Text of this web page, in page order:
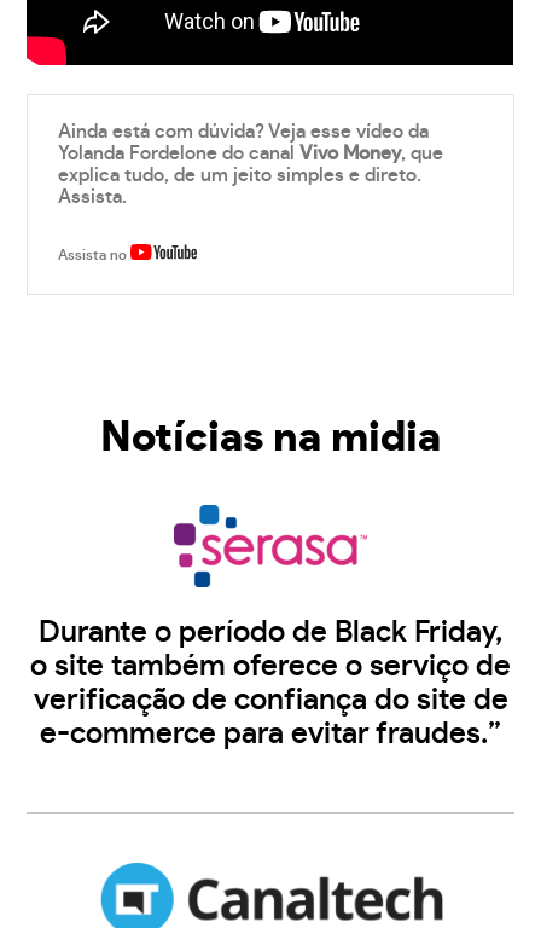
Ainda está com dúvida? Veja esse vídeo da
Yolanda Fordelone do canalVivo Money, que
explica tudo, de um jeito simples e direto.
Assista.
Assista no
Notícias na midia
Durante o período de Black Friday,
o site também oferece o serviço de
verificação de confiança do site de
e-commerce para evitar fraudes.”